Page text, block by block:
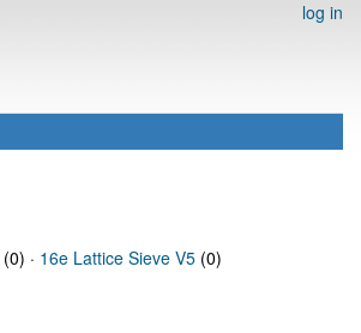
log in
(0) · 16e Lattice Sieve V5 (0)